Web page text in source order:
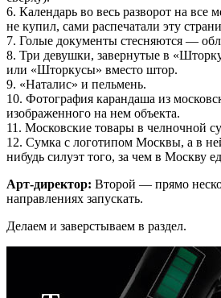
6. Календарь во весь разворот на
не купил, сами распечатали эту
7. Голые документы стесняются —
8. Три девушки, завернутые в
или «Шторкусы» вместо штор.
9. «Наталис» и пельмень.
10. Фотография карандаша из
изображенного на нем объекта.
11. Московские товары в челночной
12. Сумка с логотипом Москвы, а в
нибудь силуэт того, за чем в Москву
Арт-директор: Второй — прямо
направлениях запускать.
Делаем и заверстываем в раздел.